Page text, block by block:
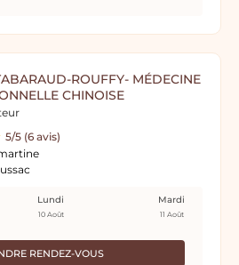
ROUFFY- MÉDECINE
CHINOISE
5/5 (6 avis)
RENDEZ-VOUS
Lundi
10 Août
Mardi
11 Août